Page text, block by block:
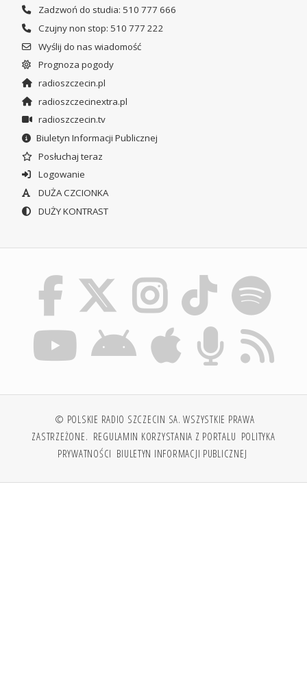
Zadzwoń do studia: 510 777 666
Czujny non stop: 510 777 222
Wyślij do nas wiadomość
Prognoza pogody
radioszczecin.pl
radioszczecinextra.pl
radioszczecin.tv
Biuletyn Informacji Publicznej
Posłuchaj teraz
Logowanie
DUŻA CZCIONKA
DUŻY KONTRAST
© POLSKIE RADIO SZCZECIN SA. WSZYSTKIE PRAWA
ZASTRZEŻONE. REGULAMIN KORZYSTANIA Z PORTALU POLITYKA
PRYWATNOŚCI BIULETYN INFORMACJI PUBLICZNEJ